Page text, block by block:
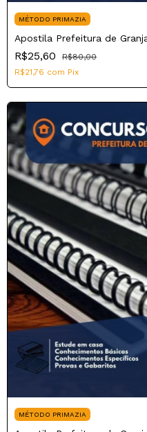
MÉTODO PRIMAZIA
Apostila Prefeitura de
R$25,60
R$80,00
R$21,76 com Pix
MÉTODO PRIMAZIA